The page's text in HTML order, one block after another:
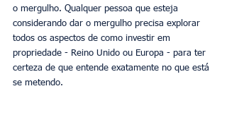
o mergulho. Qualquer pessoa que esteja
considerando dar o mergulho precisa explorar
todos os aspectos de como investir em
propriedade - Reino Unido ou Europa - para ter
certeza de que entende exatamente no que está
se metendo.